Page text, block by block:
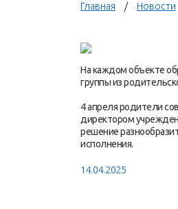
Главная Новости
На каждом объекте
группы из
4 апреля родители
директором
решение
исполнения.
14.04.2025